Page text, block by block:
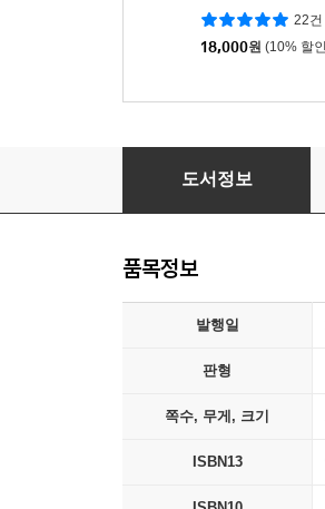
라
22건
18,000원 (10% 할
필립 코틀러 마켓 6.0
도서정보
품목정보
발행일
판형
쪽수, 무게, 크기
ISBN13